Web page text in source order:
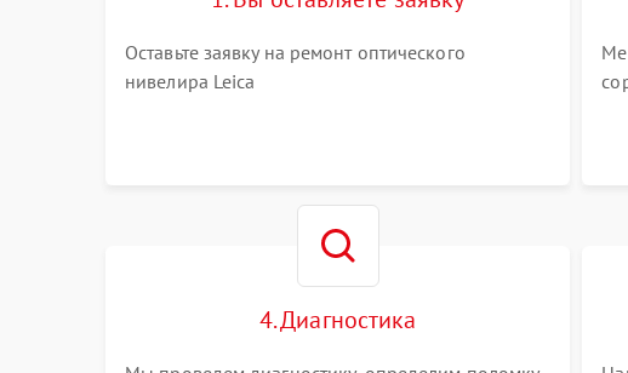
Оставьте заявку на ремонт оптического
нивелира Leica
4. Диагностика